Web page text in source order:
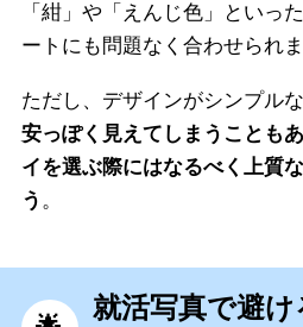
「紺」や「えんじ色」といっ
ートにも問題なく合わせられま
ただし、デザインがシンプル
安っぽく見えてしまうことも
イを選ぶ際にはなるべく上質
う 。
就活写真で避